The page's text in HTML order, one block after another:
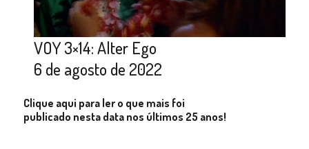
VOY 3×14: Alter Ego
6 de agosto de 2022
Clique aqui para ler o que mais foi
publicado nesta data nos últimos 25 anos!